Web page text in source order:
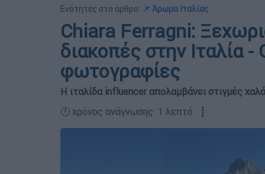
Ενότητες στο άρθρο: 📌 Άρωμα Ιταλίας
Chiara Ferragni:
διακοπές στην Ιταλία
φωτογραφίες
Η ιταλίδα influencer απολαμβάνει στιγμές
🕛 χρόνος ανάγνωσης: 1 λεπτό ┋